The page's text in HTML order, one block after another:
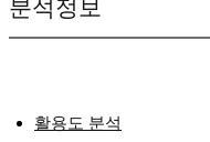
분석정보
활용도 분석